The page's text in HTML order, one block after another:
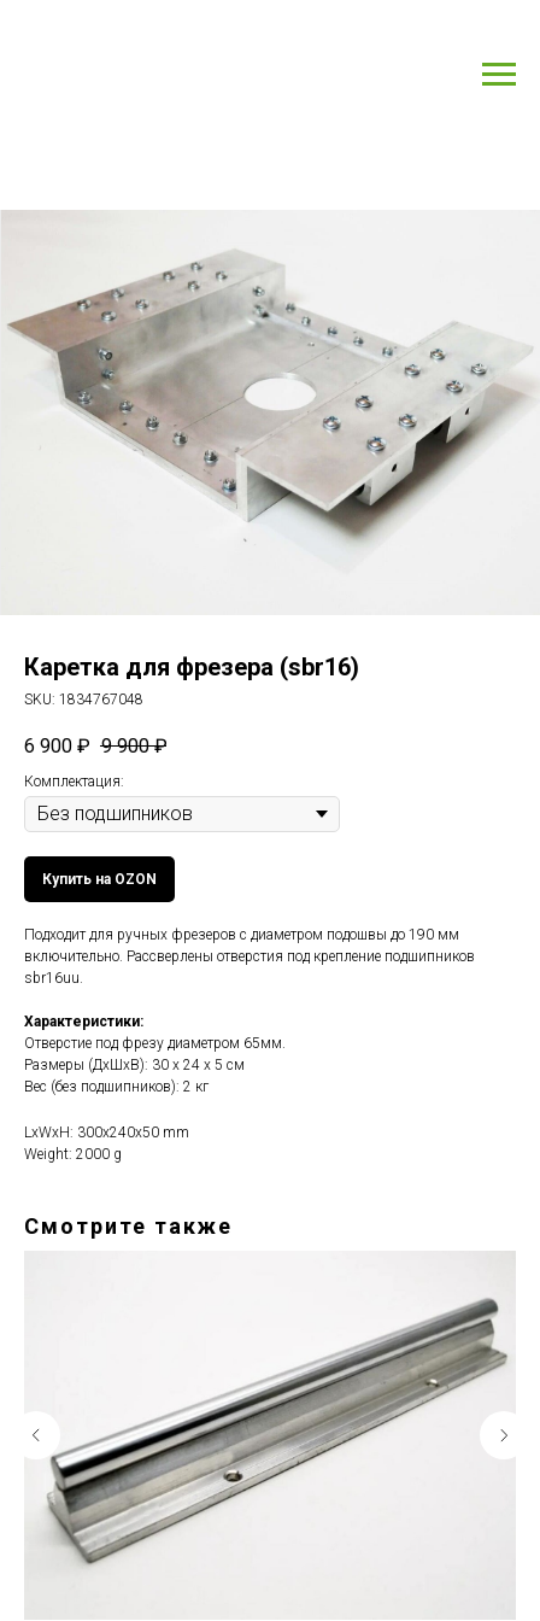
Каретка для фрезера (sbr16)
SKU: 1834767048
6 900 ₽ 9 900 ₽
Комплектация:
Купить на OZON
Подходит для ручных фрезеров с диаметром подошвы до 190 мм
включительно. Рассверлены отверстия под крепление подшипников
sbr16uu.
Характеристики:
Отверстие под фрезу диаметром 65мм.
Размеры (ДхШхВ): 30 х 24 х 5 см
Вес (без подшипников): 2 кг
LxWxH: 300x240x50 mm
Weight: 2000 g
Смотрите также